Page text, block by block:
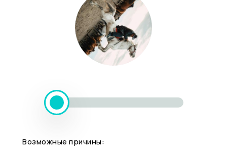
Возможные причины: